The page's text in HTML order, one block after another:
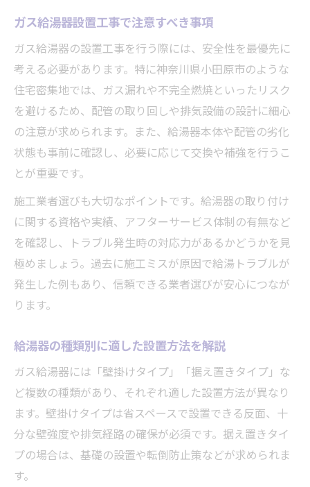
ガス給湯器設置工事で注意すべき事項
ガス給湯器の設置工事を行う際には、安全性を最優先に
考える必要があります。特に神奈川県小田原市のような
住宅密集地では、ガス漏れや不完全燃焼といったリスク
を避けるため、配管の取り回しや排気設備の設計に細心
の注意が求められます。また、給湯器本体や配管の劣化
状態も事前に確認し、必要に応じて交換や補強を行うこ
とが重要です。
施工業者選びも大切なポイントです。給湯器の取り付け
に関する資格や実績、アフターサービス体制の有無など
を確認し、トラブル発生時の対応力があるかどうかを見
極めましょう。過去に施工ミスが原因で給湯トラブルが
発生した例もあり、信頼できる業者選びが安心につなが
ります。
給湯器の種類別に適した設置方法を解説
ガス給湯器には「壁掛けタイプ」「据え置きタイプ」な
ど複数の種類があり、それぞれ適した設置方法が異なり
ます。壁掛けタイプは省スペースで設置できる反面、十
分な壁強度や排気経路の確保が必須です。据え置きタイ
プの場合は、基礎の設置や転倒防止策などが求められま
す。